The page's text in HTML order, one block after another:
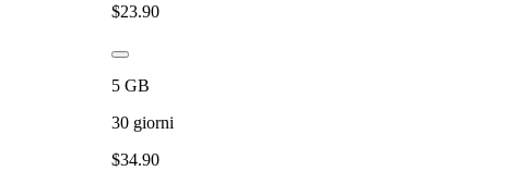
$23.90
5 GB
30 giorni
$34.90